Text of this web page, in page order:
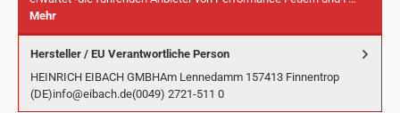
Mehr
Hersteller / EU Verantwortliche Person
HEINRICH EIBACH GMBHAm Lennedamm 157413 Finnentrop
(DE)info@eibach.de(0049) 2721-511 0